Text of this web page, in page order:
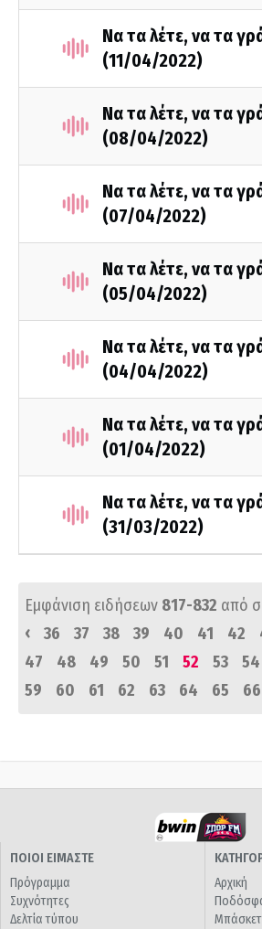
Να τα λέτε, να τα
(11/04/2022)
Να τα λέτε, να τα
(08/04/2022)
Να τα λέτε, να τα
(07/04/2022)
Να τα λέτε, να τα
(05/04/2022)
Να τα λέτε, να τα
(04/04/2022)
Να τα λέτε, να τα
(01/04/2022)
Να τα λέτε, να τα
(31/03/2022)
Εμφάνιση ειδήσεων 817-832 από
‹
36 37 38 39 40 41 42
47
48 49 50 51 52 53 54
59
60 61 62 63 64 65 66
ΠΟΙΟΙ ΕΙΜΑΣΤΕ
Πρόγραμμα
Συχνότητες
Δελτία τύπου
Αρχική
Μπάσκετ